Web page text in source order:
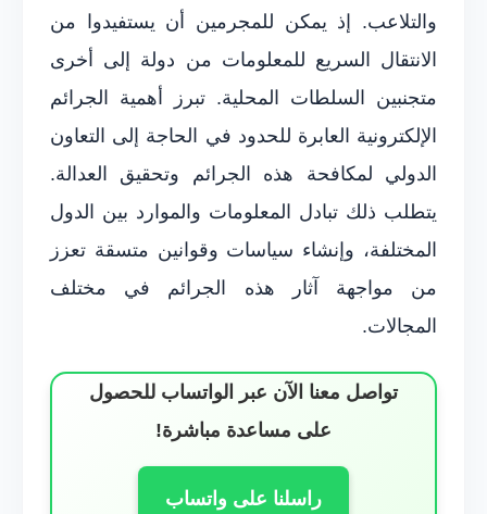
والتلاعب. إذ يمكن للمجرمين أن يستفيدوا من
الانتقال السريع للمعلومات من دولة إلى أخرى
متجنبين السلطات المحلية. تبرز أهمية الجرائم
الإلكترونية العابرة للحدود في الحاجة إلى التعاون
الدولي لمكافحة هذه الجرائم وتحقيق العدالة.
يتطلب ذلك تبادل المعلومات والموارد بين الدول
المختلفة، وإنشاء سياسات وقوانين متسقة تعزز
من مواجهة آثار هذه الجرائم في مختلف
المجالات.
تواصل معنا الآن عبر الواتساب للحصول
على مساعدة مباشرة!
راسلنا على واتساب